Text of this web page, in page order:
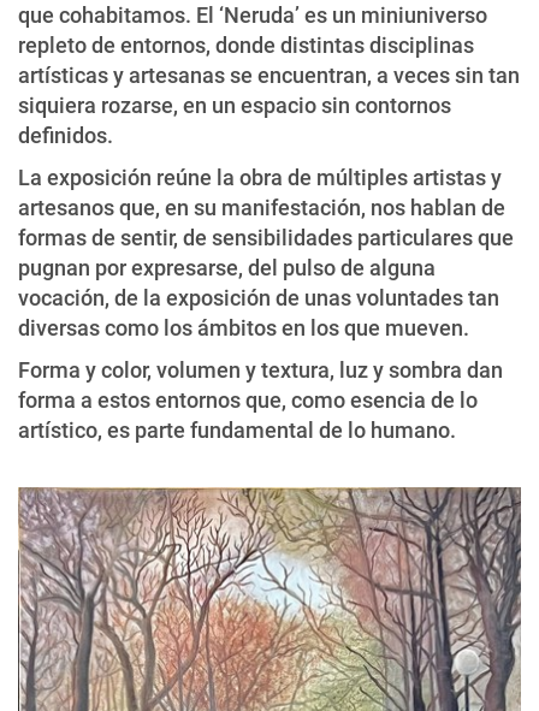
que cohabitamos. El ‘Neruda’ es un miniuniverso
repleto de entornos, donde distintas disciplinas
artísticas y artesanas se encuentran, a veces sin tan
siquiera rozarse, en un espacio sin contornos
definidos.
La exposición reúne la obra de múltiples artistas y
artesanos que, en su manifestación, nos hablan de
formas de sentir, de sensibilidades particulares que
pugnan por expresarse, del pulso de alguna
vocación, de la exposición de unas voluntades tan
diversas como los ámbitos en los que mueven.
Forma y color, volumen y textura, luz y sombra dan
forma a estos entornos que, como esencia de lo
artístico, es parte fundamental de lo humano.